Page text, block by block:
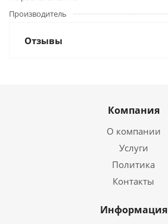
Производитель
Отзывы
Компания
О компании
Услуги
Политика
Контакты
Информация